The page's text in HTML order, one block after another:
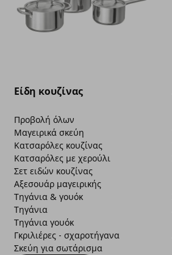
Είδη κουζίνας
Προβολή όλων
Μαγειρικά σκεύη
Κατσαρόλες κουζίνας
Κατσαρόλες με χερούλι
Σετ ειδών κουζίνας
Αξεσουάρ μαγειρικής
Τηγάνια & γουόκ
Τηγάνια
Τηγάνια γουόκ
Γκριλιέρες - σχαροτήγανα
Σκεύη για σωτάρισμα